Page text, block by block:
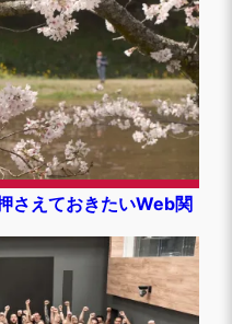
さえておきたいWeb関